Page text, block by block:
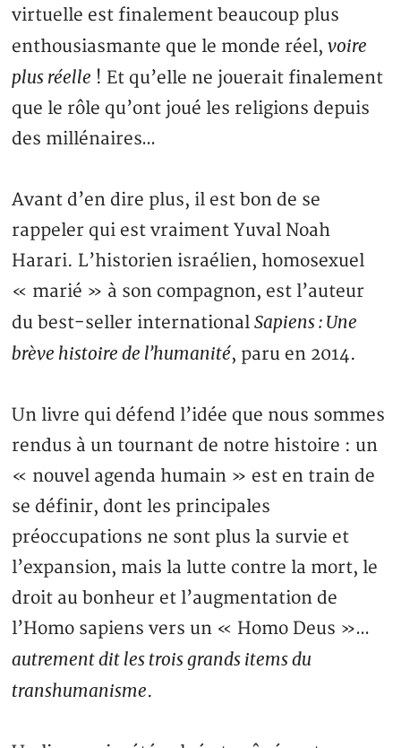
virtuelle est finalement beaucoup plus
enthousiasmante que le monde réel,voire
plus réelle ! Et qu’elle ne jouerait finalement
que le rôle qu’ont joué les religions depuis
des millénaires…
Avant d’en dire plus, il est bon de se
rappeler qui est vraiment Yuval Noah
Harari. L’historien israélien, homosexuel
« marié » à son compagnon, est l’auteur
du best-seller internationalSapiens : Une
brève histoire de l’humanité, paru en 2014.
Un livre qui défend l’idée que nous sommes
rendus à un tournant de notre histoire : un
« nouvel agenda humain » est en train de
se définir, dont les principales
préoccupations ne sont plus la survie et
l’expansion, mais la lutte contre la mort, le
droit au bonheur et l’augmentation de
l’Homo sapiens vers un « Homo Deus »…
autrement dit les trois grands items du
transhumanisme.